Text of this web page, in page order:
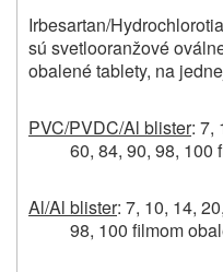
Irbesartan/
sú svetlooranžové
obalené tablety, na
PVC/PVDC/Al blister: 7,
60, 84, 90, 98, 100
Al/Al blister: 7, 10, 14,
98, 100 filmom